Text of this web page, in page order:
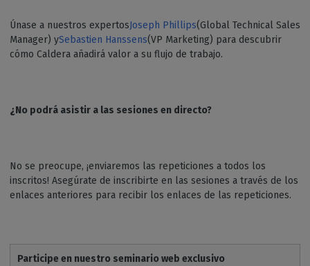
Únase a nuestros expertosJoseph Phillips(Global Technical Sales
Manager) ySebastien Hanssens(VP Marketing) para descubrir
cómo Caldera añadirá valor a su flujo de trabajo.
¿No podrá asistir a las sesiones en directo?
No se preocupe, ¡enviaremos las repeticiones a todos los
inscritos! Asegúrate de inscribirte en las sesiones a través de los
enlaces anteriores para recibir los enlaces de las repeticiones.
Participe en nuestro seminario web exclusivo